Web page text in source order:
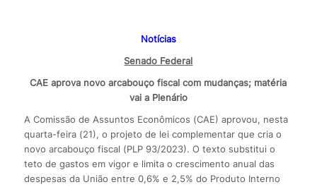
Notícias
Senado Federal
CAE aprova novo arcabouço fiscal com mudanças; matéria
vai a Plenário
A Comissão de Assuntos Econômicos (CAE) aprovou, nesta
quarta-feira (21), o projeto de lei complementar que cria o
novo arcabouço fiscal (PLP 93/2023). O texto substitui o
teto de gastos em vigor e limita o crescimento anual das
despesas da União entre 0,6% e 2,5% do Produto Interno